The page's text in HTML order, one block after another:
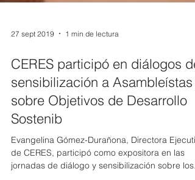
27 sept 2019 1 min de lectura
CERES participó en diálogos de
sensibilización a Asambleístas
sobre Objetivos de Desarrollo
Sostenib
Evangelina Gómez-Durañona, Directora